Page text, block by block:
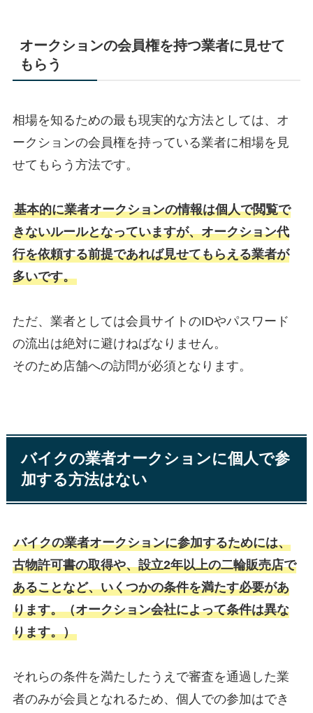
オークションの会員権を持つ業者に見せて
もらう
相場を知るための最も現実的な方法としては、オ
ークションの会員権を持っている業者に相場を見
せてもらう方法です。
基本的に業者オークションの情報は個人で閲覧で
きないルールとなっていますが、オークション代
行を依頼する前提であれば見せてもらえる業者が
多いです。
ただ、業者としては会員サイトのIDやパスワード
の流出は絶対に避けねばなりません。
そのため店舗への訪問が必須となります。
バイクの業者オークションに個人で参
加する方法はない
バイクの業者オークションに参加するためには、
古物許可書の取得や、設立2年以上の二輪販売店で
あることなど、いくつかの条件を満たす必要があ
ります。（オークション会社によって条件は異な
ります。）
それらの条件を満たしたうえで審査を通過した業
者のみが会員となれるため、個人での参加はでき